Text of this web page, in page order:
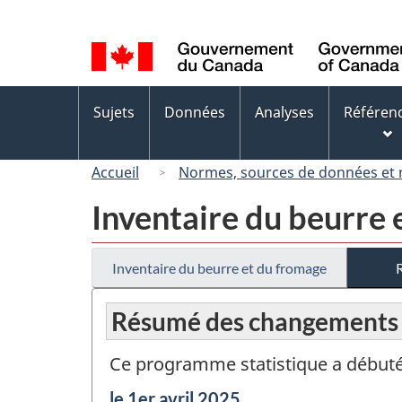
de
la
langue
des
Sujets Données Analyses
Accueil Normes, sources de données et
Inventaire du beurre
Inventaire du beurre et du fromage
Résumé des changements
Ce programme statistique a